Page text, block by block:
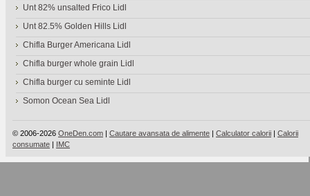
Unt 82% unsalted Frico Lidl
Unt 82.5% Golden Hills Lidl
Chifla Burger Americana Lidl
Chifla burger whole grain Lidl
Chifla burger cu seminte Lidl
Somon Ocean Sea Lidl
© 2006-2026 OneDen.com | Cautare avansata de alimente | Calculator calorii | Calorii
consumate | IMC